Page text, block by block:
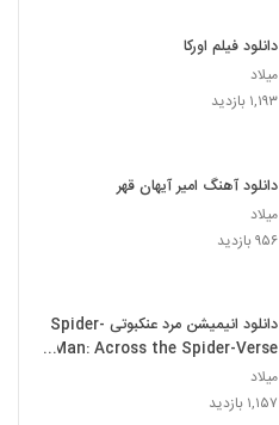
دانلود فیلم اورکا
میلاد
۱,۱۹۳ بازدید
دانلود آهنگ امیر آیهان قهر
میلاد
۹۵۶ بازدید
دانلود انیمیشن مرد عنکبوتی Spider-
Man: Across the Spider-Verse
2023
میلاد
۱,۱۵۷ بازدید